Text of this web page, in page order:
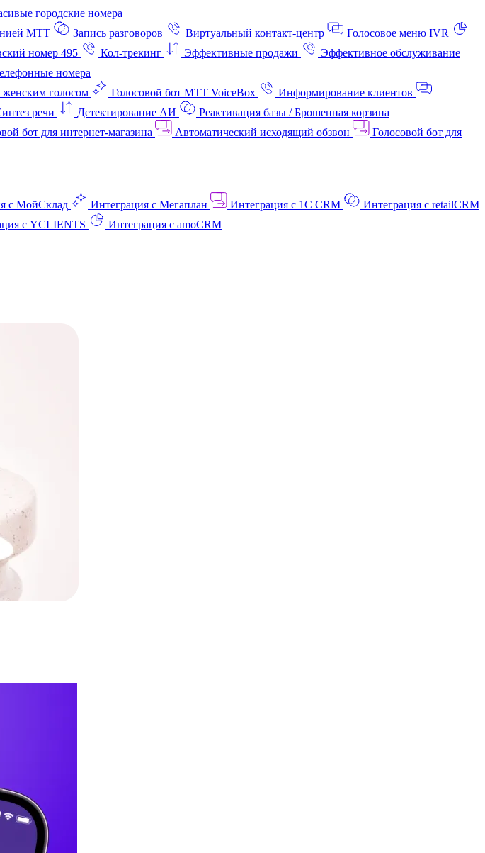
городские номера
МТТ Запись разговоров Виртуальный контакт‑центр
Голосовое меню IVR
номер 495 Кол-трекинг Эффективные продажи
Эффективное обслуживание
номера
женским голосом Голосовой бот МТТ VoiceBox
Информирование клиентов
речи Детектирование АИ
Реактивация базы / Брошенная корзина
бот для интернет‑магазина Автоматический исходящий обзвон
Голосовой бот для
с МойСклад Интеграция с Мегаплан Интеграция с 1C CRM
Интеграция с retailCRM
с YCLIENTS
Интеграция с amoCRM